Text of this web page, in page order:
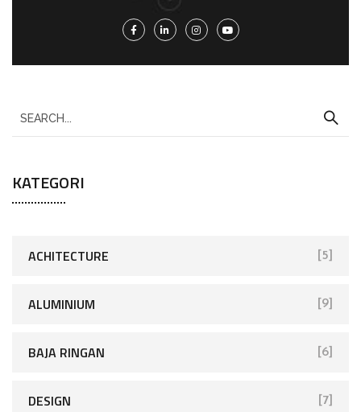
KATEGORI
ACHITECTURE [5]
ALUMINIUM [9]
BAJA RINGAN [6]
DESIGN [7]